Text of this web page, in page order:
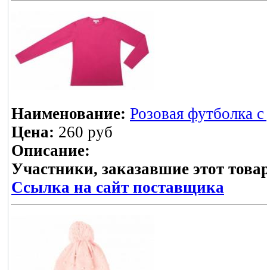
Наименование: Розовая футболка
Цена: 260 руб
Описание:
Участники, заказавшие этот
Ссылка на сайт поставщика